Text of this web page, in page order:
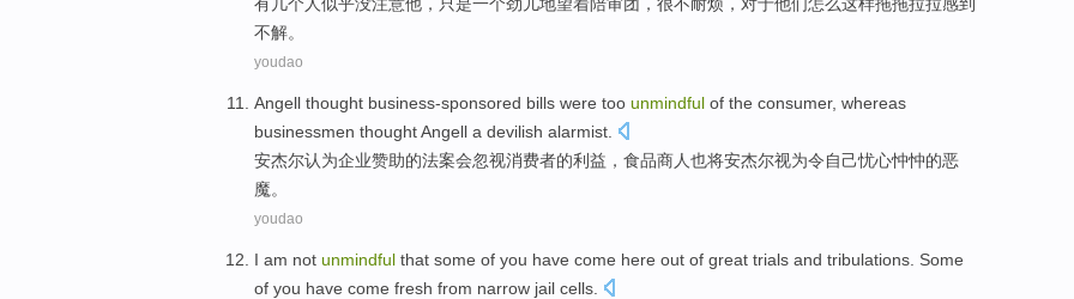
不解。
youdao
Angell thought business-sponsored bills were too unmindful of the consumer, whereas
businessmen thoughtAngell a devilish alarmist.
安杰尔认为企业赞助的法案会忽视消费者的利益，食品商人也将安杰尔视为令自己忧心忡忡的恶
魔。
youdao
I am not unmindful that some of you have come here out of great trials and tribulations Some
of you have come fresh from narrow jail cells